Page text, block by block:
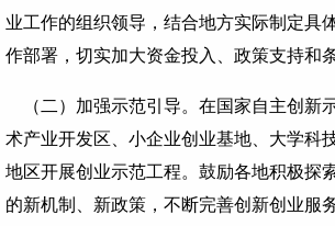
业工作的组织领导，结合地方实际制定具
作部署，切实加大资金投入、政策支持和
（二）加强示范引导。在国家自主创新
术产业开发区、小企业创业基地、大学科
地区开展创业示范工程。鼓励各地积极探
的新机制、新政策，不断完善创新创业服